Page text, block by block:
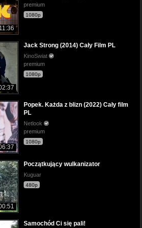
premium
1080p
Jack Strong (2014) Cały Film PL
KinoSwiat
premium
1080p
Popek. Każda z blizn (2022) Cały film
PL
Netlook
premium
1080p
Początkujący wulkanizator
Kuguar
480p
Samochód Ci się pali!